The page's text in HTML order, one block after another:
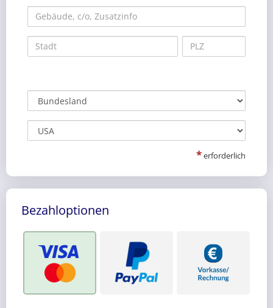
*erforderlich
Bezahloptionen